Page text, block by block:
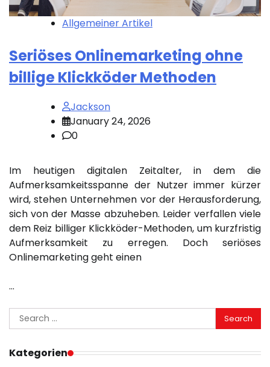
Allgemeiner Artikel
Seriöses Onlinemarketing ohne
billige Klickköder Methoden
Jackson
January 24, 2026
0
Im heutigen digitalen Zeitalter, in dem die
Aufmerksamkeitsspanne der Nutzer immer kürzer
wird, stehen Unternehmen vor der Herausforderung,
sich von der Masse abzuheben. Leider verfallen viele
dem Reiz billiger Klickköder-Methoden, um kurzfristig
Aufmerksamkeit zu erregen. Doch seriöses
Onlinemarketing geht einen
…
Search
for:
Kategorien